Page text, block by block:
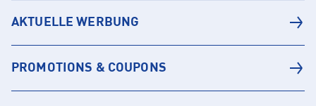
AKTUELLE WERBUNG
PROMOTIONS & COUPONS